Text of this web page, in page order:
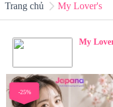
Trang chủ My Lover's
My
-25%